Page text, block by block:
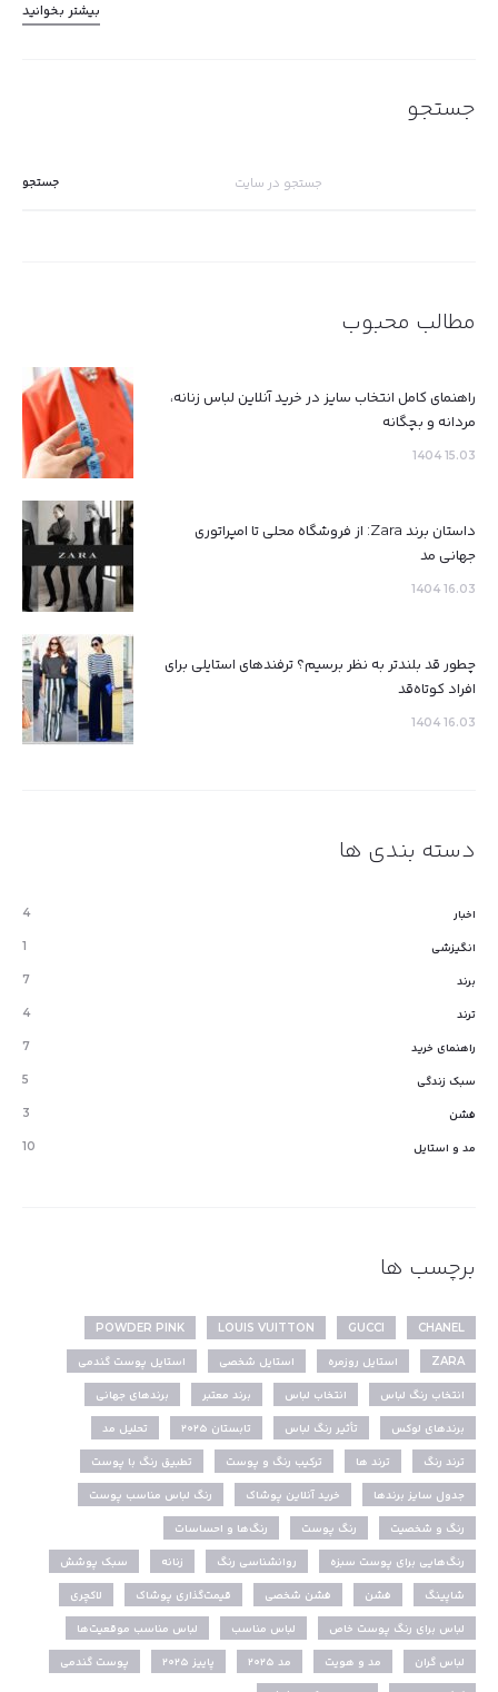
بیشتر بخوانید
جستجو
مطالب محبوب
راهنمای کامل انتخاب سایز در خرید آنلاین لباس زنانه،
مردانه و بچگانه
15.03 1404
داستان برند Zara: از فروشگاه محلی تا امپراتوری
جهانی مد
16.03 1404
چطور قد بلندتر به نظر برسیم؟ ترفندهای استایلی برای
افراد کوتاه‌قد
16.03 1404
دسته بندی ها
اخبار 4
انگیزشی 1
برند 7
ترند 4
راهنمای خرید 7
سبک زندگی 5
فشن 3
مد و استایل 10
برچسب ها
CHANEL
GUCCI
LOUIS VUITTON
POWDER PINK
ZARA استایل روزمره استایل شخصی استایل پوست گندمی
انتخاب رنگ لباس انتخاب لباس برند معتبر برندهای جهانی
برندهای لوکس تأثیر رنگ لباس تابستان ۲۰۲۵ تحلیل مد
ترند رنگ ترند ها ترکیب رنگ و پوست تطبیق رنگ با پوست
جدول سایز برندها خرید آنلاین پوشاک رنگ لباس مناسب پوست
رنگ و شخصیت رنگ پوست رنگ‌ها و احساسات
رنگ‌هایی برای پوست سبزه روانشناسی رنگ زنانه سبک پوشش
شاپینگ فشن فشن شخصی قیمت‌گذاری پوشاک لاکچری
لباس برای رنگ پوست خاص لباس مناسب لباس مناسب موقعیت‌ها
لباس گران مد و هویت مد ۲۰۲۵ پاییز ۲۰۲۵ پوست گندمی